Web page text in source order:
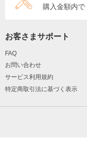
購入金額内で
お客さまサポート
FAQ
お問い合わせ
サービス利用規約
特定商取引法に基づく表示